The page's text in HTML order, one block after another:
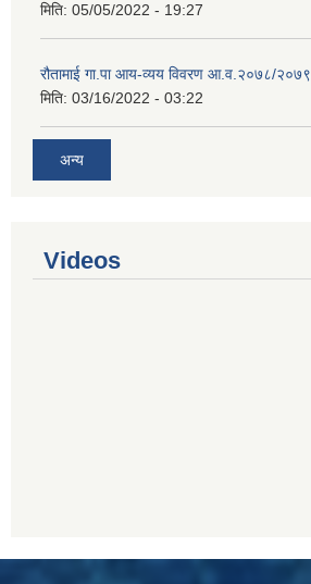
मिति: 05/05/2022 - 19:27
रौतामाई गा.पा आय-व्यय विवरण आ.व.२०७८/२०७९
मिति: 03/16/2022 - 03:22
अन्य
Videos